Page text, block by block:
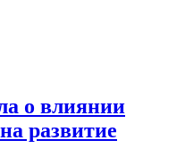
о влиянии
развитие